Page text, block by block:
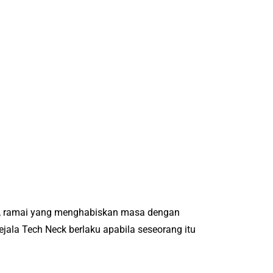
yang menghabiskan masa dengan
Tech Neck berlaku apabila seseorang itu